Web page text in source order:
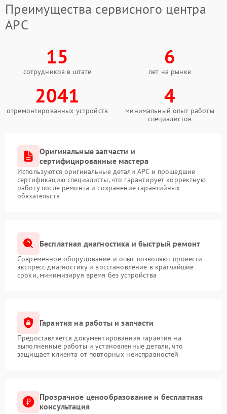
Преимущества сервисного центра
APC
15
сотрудников в штате
6
лет на рынке
2041
отремонтированных устройств
4
минимальный опыт работы
специалистов
Оригинальные запчасти и
сертифицированные мастера
Используются оригинальные детали APC и прошедшие
сертификацию специалисты, что гарантирует корректную
работу после ремонта и сохранение гарантийных
обязательств
Бесплатная диагностика и быстрый ремонт
Современное оборудование и опыт позволяют провести
экспресс-диагностику и восстановление в кратчайшие
сроки, минимизируя время без устройства
Гарантия на работы и запчасти
Предоставляется документированная гарантия на
выполненные работы и установленные детали, что
защищает клиента от повторных неисправностей
Прозрачное ценообразование и бесплатная
консультация